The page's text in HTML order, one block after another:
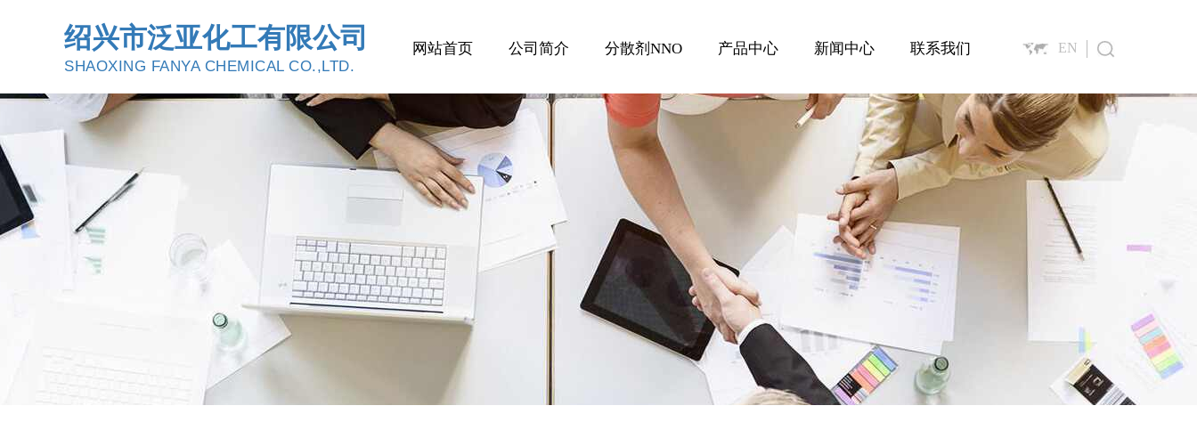
绍兴市泛亚化工有限公司
SHAOXING FANYA CHEMICAL CO.,LTD.
EN
网站首页 公司简介 分散剂NNO 产品中心 新闻中心 联系我们